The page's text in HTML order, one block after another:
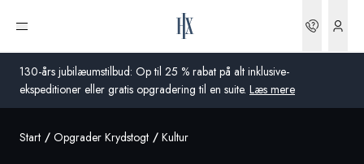
130-års jubilæumstilbud: Op til 25 % rabat på alt inklusive-
ekspeditioner eller gratis opgradering til en suite. Læs mere
Åbn menu
Global
Start Opgrader Krydstogt Kultur